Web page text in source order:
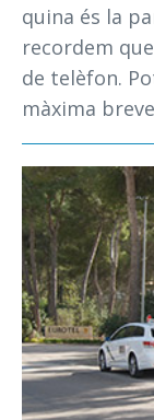
quina és la
recordem
de telèfon.
màxima